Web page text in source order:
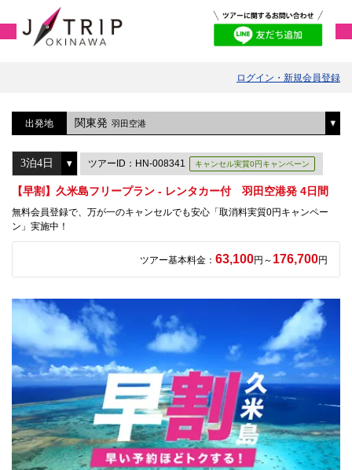
ログイン・新規会員登録
出発地 関東発 羽田空港
ツアーID：HN-008341 キャンセル実質0円キャンペーン
【早割】久米島フリープラン - レンタカー付 羽田空港発 4日間
無料会員登録で、万が一のキャンセルでも安心「取消料実質0円キャンペー
ン」実施中！
ツアー基本料金： 63,100円～ 176,700円